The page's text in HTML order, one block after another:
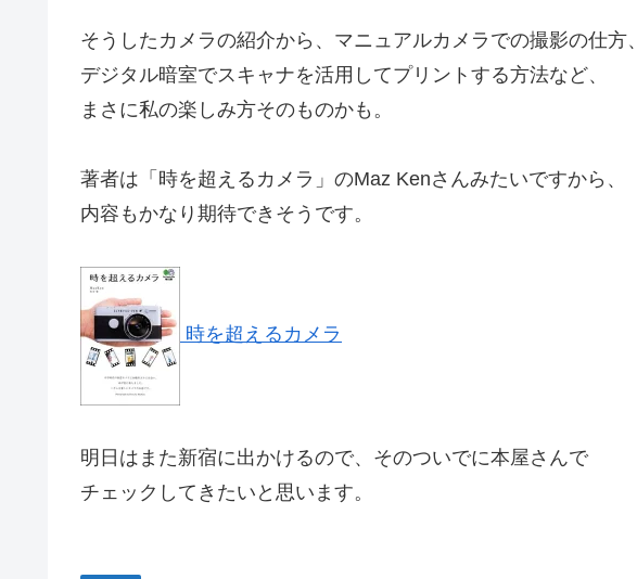
そうしたカメラの紹介から、マニュアルカメラでの撮影の仕方、
デジタル暗室でスキャナを活用してプリントする方法など、
まさに私の楽しみ方そのものかも。
著者は「時を超えるカメラ」のMaz Kenさんみたいですから、
内容もかなり期待できそうです。
時を超えるカメラ
明日はまた新宿に出かけるので、そのついでに本屋さんで
チェックしてきたいと思います。